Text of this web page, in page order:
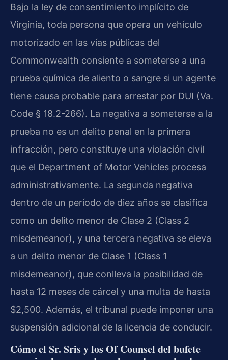
Bajo la ley de consentimiento implícito de
Virginia, toda persona que opera un vehículo
motorizado en las vías públicas del
Commonwealth consiente a someterse a una
prueba química de aliento o sangre si un agente
tiene causa probable para arrestar por DUI (Va.
Code § 18.2-266). La negativa a someterse a la
prueba no es un delito penal en la primera
infracción, pero constituye una violación civil
que el Department of Motor Vehicles procesa
administrativamente. La segunda negativa
dentro de un período de diez años se clasifica
como un delito menor de Clase 2 (Class 2
misdemeanor), y una tercera negativa se eleva
a un delito menor de Clase 1 (Class 1
misdemeanor), que conlleva la posibilidad de
hasta 12 meses de cárcel y una multa de hasta
$2,500. Además, el tribunal puede imponer una
suspensión adicional de la licencia de conducir.
Cómo el Sr. Sris y los Of Counsel del bufete